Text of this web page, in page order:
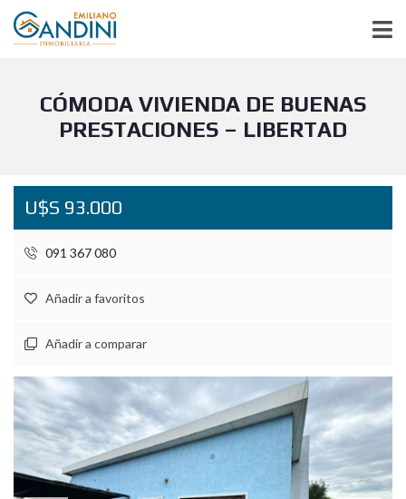
CÓMODA VIVIENDA DE BUENAS
PRESTACIONES – LIBERTAD
U$S 93.000
091 367 080
Añadir a favoritos
Añadir a comparar